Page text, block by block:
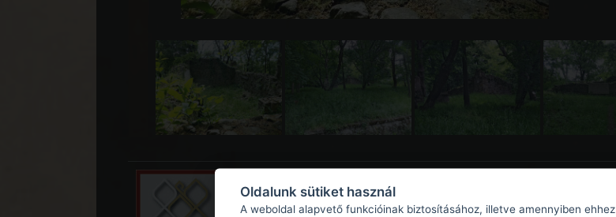
Oldalunk sütiket használ
A weboldal alapvető funkcióinak biztosításához, illetve amennyiben ehhez